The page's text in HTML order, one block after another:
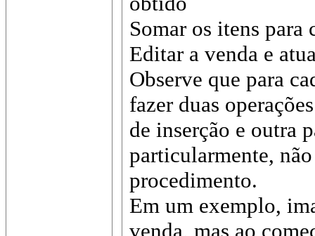
Somar os itens
Editar a venda e
Observe que para
fazer duas
de inserção e outra
particularmente,
procedimento.
Em um exemplo,
venda, mas ao